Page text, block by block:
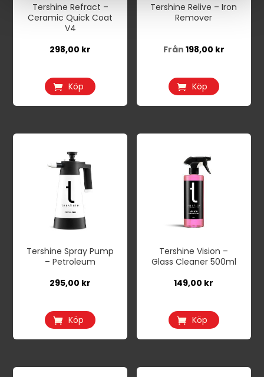
Tershine Refract –
Ceramic Quick Coat
V4
298,00 kr
Köp
Tershine Relive – Iron
Remover
Från 198,00 kr
Köp
olika
kan
produktsidan
Tershine Spray Pump
– Petroleum
295,00 kr
Köp
Tershine Vision –
Glass Cleaner 500ml
149,00 kr
Köp